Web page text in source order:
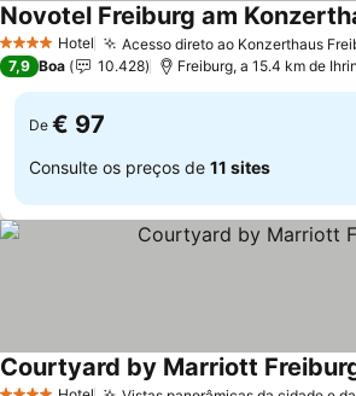
4 EstrelasHotel Acesso direto ao Konzerthaus
Novotel Freiburg am
7,9 Boa 10.428 Freiburg, a 15.4 km de
De € 97
Consulte os preços de 11 sites
Courtyard by Marriott